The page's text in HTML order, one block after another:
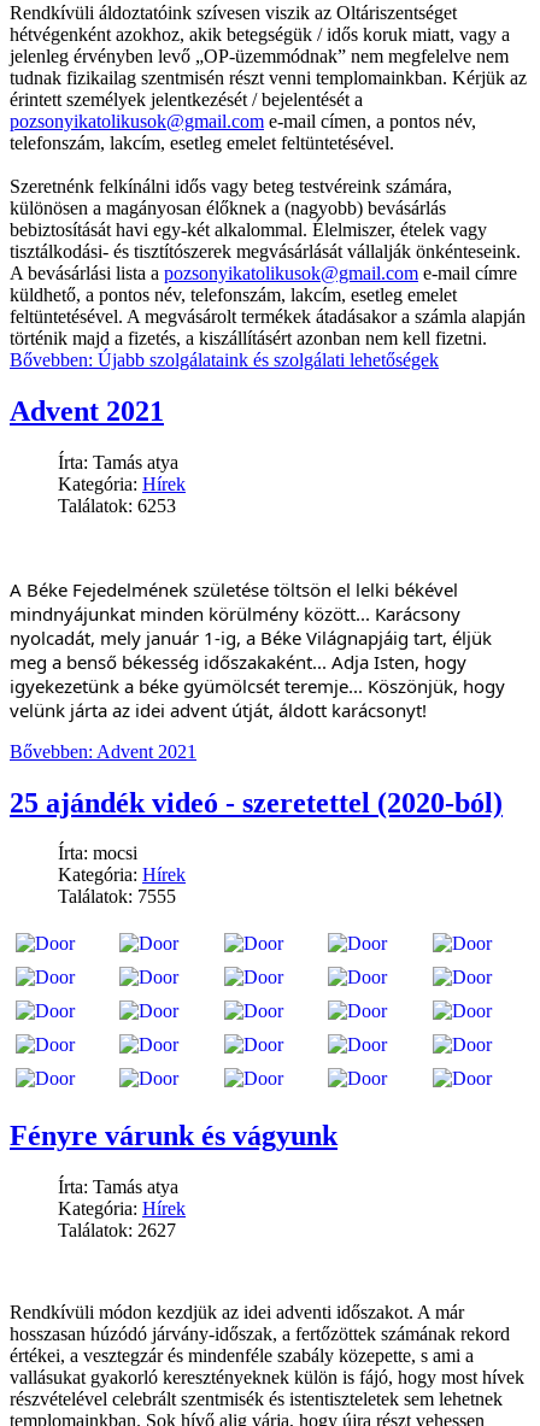
Rendkívüli áldoztatóink szívesen viszik az Oltáriszentséget
hétvégenként azokhoz, akik betegségük / idős koruk miatt, vagy a
jelenleg érvényben levő „OP-üzemmódnak” nem megfelelve nem
tudnak fizikailag szentmisén részt venni templomainkban. Kérjük az
érintett személyek jelentkezését / bejelentését a
pozsonyikatolikusok@gmail.com e-mail címen, a pontos név,
telefonszám, lakcím, esetleg emelet feltüntetésével.
Szeretnénk felkínálni idős vagy beteg testvéreink számára,
különösen a magányosan élőknek a (nagyobb) bevásárlás
bebiztosítását havi egy-két alkalommal. Élelmiszer, ételek vagy
tisztálkodási- és tisztítószerek megvásárlását vállalják önkénteseink.
A bevásárlási lista a pozsonyikatolikusok@gmail.com e-mail címre
küldhető, a pontos név, telefonszám, lakcím, esetleg emelet
feltüntetésével. A megvásárolt termékek átadásakor a számla alapján
történik majd a fizetés, a kiszállításért azonban nem kell fizetni.
Bővebben: Újabb szolgálataink és szolgálati lehetőségek
Advent 2021
Írta: Tamás atya
Kategória: Hírek
Találatok: 6253
A Béke Fejedelmének születése töltsön el lelki békével
mindnyájunkat minden körülmény között... Karácsony
nyolcadát, mely január 1-ig, a Béke Világnapjáig tart, éljük
meg a benső békesség időszakaként... Adja Isten, hogy
igyekezetünk a béke gyümölcsét teremje... Köszönjük, hogy
velünk járta az idei advent útját, áldott karácsonyt!
Bővebben: Advent 2021
25 ajándék videó - szeretettel (2020-ból)
Írta: mocsi
Kategória: Hírek
Találatok: 7555
Fényre várunk és vágyunk
Írta: Tamás atya
Kategória: Hírek
Találatok: 2627
Rendkívüli módon kezdjük az idei adventi időszakot. A már
hosszasan húzódó járvány-időszak, a fertőzöttek számának rekord
értékei, a vesztegzár és mindenféle szabály közepette, s ami a
vallásukat gyakorló keresztényeknek külön is fájó, hogy most hívek
részvételével celebrált szentmisék és istentiszteletek sem lehetnek
templomainkban. Sok hívő alig várja, hogy újra részt vehessen